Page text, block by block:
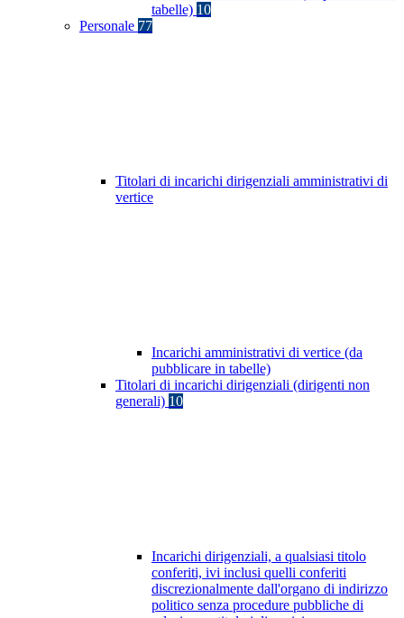
tabelle) 10
Personale 77
Titolari di incarichi dirigenziali amministrativi di
vertice
Incarichi amministrativi di vertice (da
pubblicare in tabelle)
Titolari di incarichi dirigenziali (dirigenti non
generali) 10
Incarichi dirigenziali, a qualsiasi titolo
conferiti, ivi inclusi quelli conferiti
discrezionalmente dall'organo di indirizzo
politico senza procedure pubbliche di